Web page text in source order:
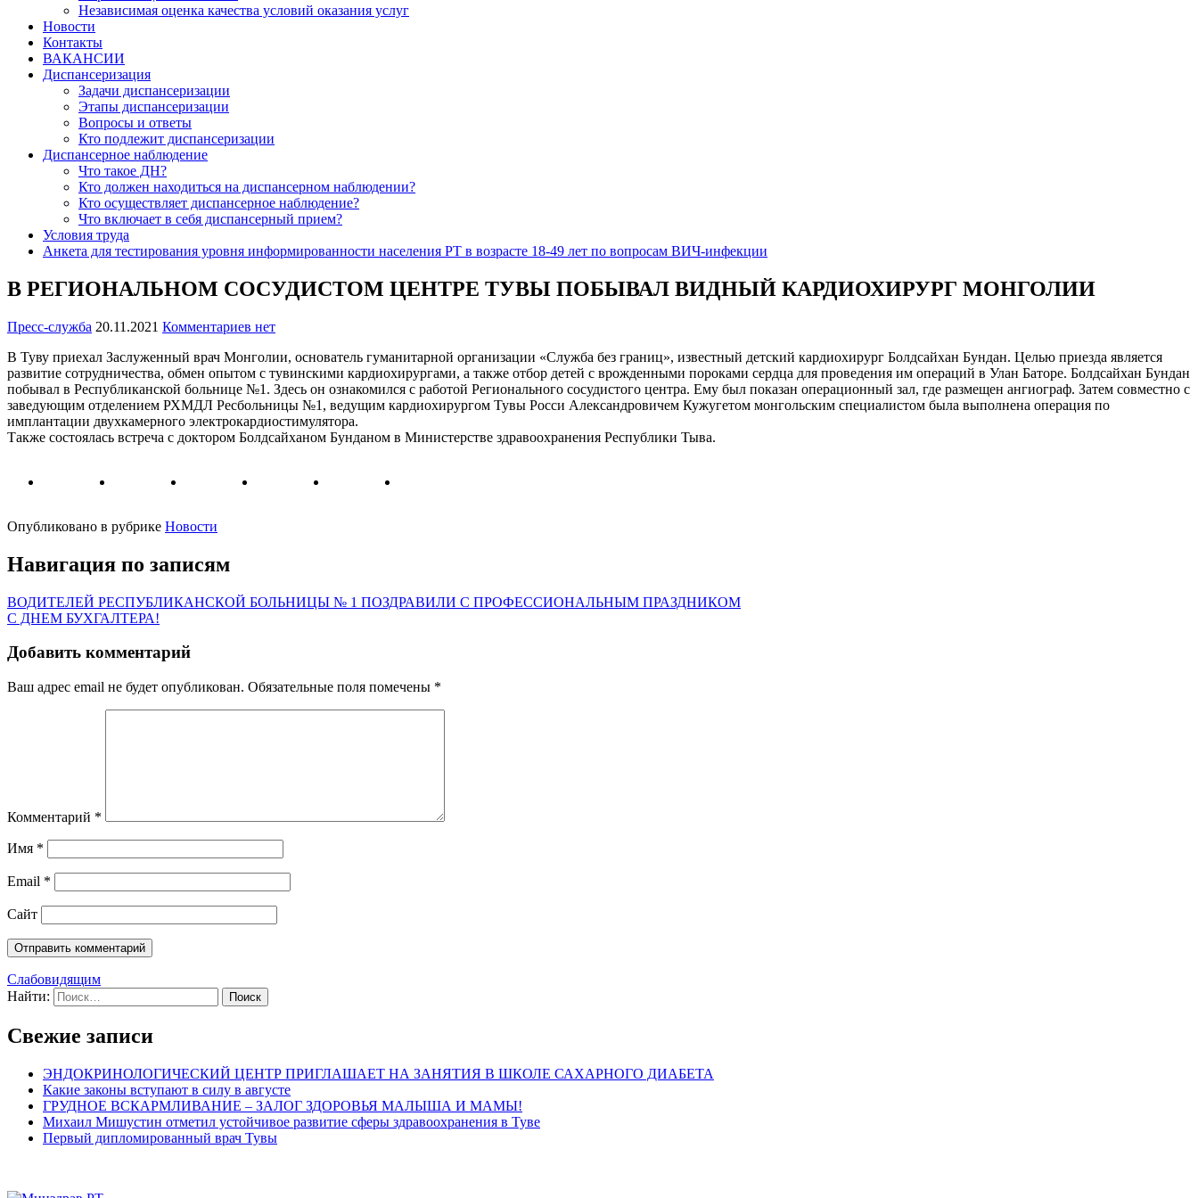
Независимая оценка качества условий оказания услуг
Новости
Контакты
ВАКАНСИИ
Диспансеризация
Задачи диспансеризации
Этапы диспансеризации
Вопросы и ответы
Кто подлежит диспансеризации
Диспансерное наблюдение
Что такое ДН?
Кто должен находиться на диспансерном наблюдении?
Кто осуществляет диспансерное наблюдение?
Что включает в себя диспансерный прием?
Условия труда
Анкета для тестирования уровня информированности населения РТ в возрасте 18-49 лет по вопросам ВИЧ-инфекции
В РЕГИОНАЛЬНОМ СОСУДИСТОМ ЦЕНТРЕ ТУВЫ ПОБЫВАЛ ВИДНЫЙ КАРДИОХИРУРГ МОНГОЛИИ
Пресс-служба 20.11.2021 Комментариев нет
В Туву приехал Заслуженный врач Монголии, основатель гуманитарной организации «Служба без границ», известный детский кардиохирург Болдсайхан Бундан. Целью приезда является
развитие сотрудничества, обмен опытом с тувинскими кардиохирургами, а также отбор детей с врожденными пороками сердца для проведения им операций в Улан Баторе. Болдсайхан Бундан
побывал в Республиканской больнице №1. Здесь он ознакомился с работой Регионального сосудистого центра. Ему был показан операционный зал, где размещен ангиограф. Затем совместно с
заведующим отделением РХМДЛ Ресбольницы №1, ведущим кардиохирургом Тувы Росси Александровичем Кужугетом монгольским специалистом была выполнена операция по
имплантации двухкамерного электрокардиостимулятора.
Также состоялась встреча с доктором Болдсайханом Бунданом в Министерстве здравоохранения Республики Тыва.
Опубликовано в рубрике Новости
Навигация по записям
ВОДИТЕЛЕЙ РЕСПУБЛИКАНСКОЙ БОЛЬНИЦЫ № 1 ПОЗДРАВИЛИ С ПРОФЕССИОНАЛЬНЫМ ПРАЗДНИКОМ
С ДНЕМ БУХГАЛТЕРА!
Добавить комментарий
Ваш адрес email не будет опубликован. Обязательные поля помечены *
Комментарий *
Имя *
Email *
Сайт
Слабовидящим
Найти:
Свежие записи
ЭНДОКРИНОЛОГИЧЕСКИЙ ЦЕНТР ПРИГЛАШАЕТ НА ЗАНЯТИЯ В ШКОЛЕ САХАРНОГО ДИАБЕТА
Какие законы вступают в силу в августе
ГРУДНОЕ ВСКАРМЛИВАНИЕ – ЗАЛОГ ЗДОРОВЬЯ МАЛЫША И МАМЫ!
Михаил Мишустин отметил устойчивое развитие сферы здравоохранения в Туве
Первый дипломированный врач Тувы